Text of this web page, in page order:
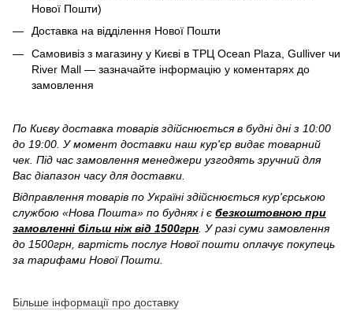
Нової Пошти)
Доставка на відділення Нової Пошти
Самовивіз з магазину у Києві в ТРЦ Ocean Plaza, Gulliver чи
River Mall — зазначайте інформацію у коментарях до
замовлення
По Києву доставка товарів здійснюється в будні дні з 10:00
до 19:00. У момент доставки наш кур'єр видає товарний
чек. Під час замовлення менеджери узгодять зручний для
Вас діапазон часу для доставки.
Відправлення товарів по Україні здійснюється кур'єрською
службою «Нова Пошта» по буднях і є безкоштовною при
замовленні більш ніж від 1500грн . У разі суми замовлення
до 1500грн, вартість послуг Нової пошти оплачує покупець
за тарифами Нової Пошти.
Більше інформації про доставку